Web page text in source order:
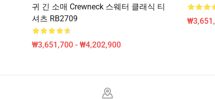
귀 긴 소매 Crewneck 스웨터 클래식 티
셔츠 RB2709
₩3,651,700 - ₩4,202,900